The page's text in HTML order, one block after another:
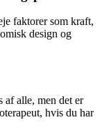
faktorer som kraft,
design og
af alle, men det er
hvis du har